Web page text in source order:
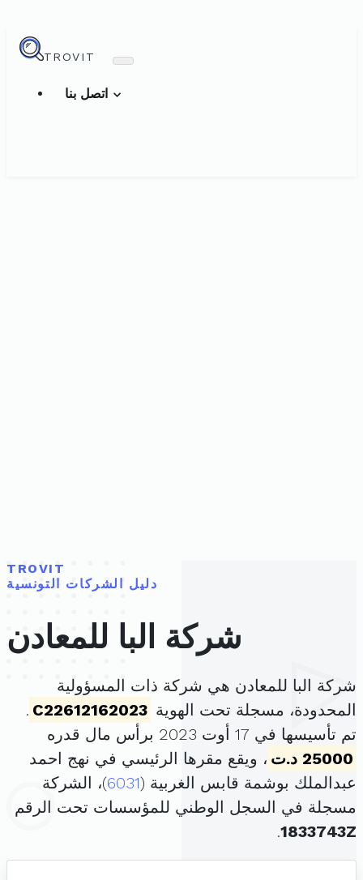
TROVIT
TROVIT
دليل الشركات التونسية
شركة البا للمعادن
شركة البا للمعادن هي شركة ذات المسؤولية
المحدودة، مسجلة تحت الهوية C22612162023
.
تم تأسيسها في 17 أوت 2023 برأس مال قدره
25000 د.ت
، ويقع مقرها الرئيسي في نهج احمد
عبدالملك بوشمة قابس الغربية (6031)، الشركة
مسجلة في السجل الوطني للمؤسسات تحت الرقم
1833743Z
.